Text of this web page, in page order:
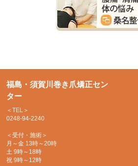
福島・須賀川巻き爪矯正セン
ター
＜TEL＞
0248-94-2240
＜受付・施術＞
月～金 13時～20時
土 9時～18時
祝 9時～12時